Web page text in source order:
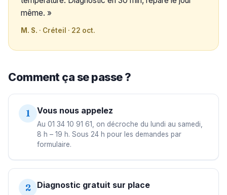
même. »
M. S. · Créteil · 22 oct.
Comment ça se passe ?
1 Vous nous appelez
Au 01 34 10 91 61, on décroche du lundi au samedi,
8 h – 19 h. Sous 24 h pour les demandes par
formulaire.
2 Diagnostic gratuit sur place